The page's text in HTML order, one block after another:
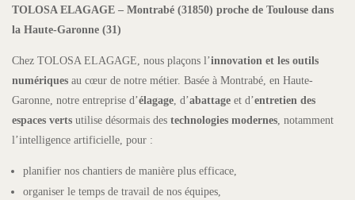
TOLOSA ELAGAGE – Montrabé (31850) proche de Toulouse dans
la Haute-Garonne (31)
Chez TOLOSA ELAGAGE, nous plaçons l’innovation et les outils
numériques au cœur de notre métier. Basée à Montrabé, en Haute-
Garonne, notre entreprise d’élagage , d’abattage et d’entretien des
espaces verts utilise désormais des technologies modernes , notamment
l’intelligence artificielle, pour :
planifier nos chantiers de manière plus efficace,
organiser le temps de travail de nos équipes,